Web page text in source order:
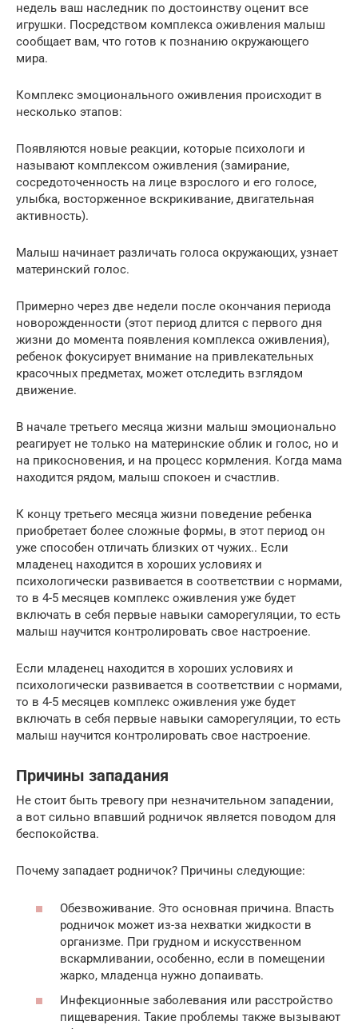
недель ваш наследник по достоинству оценит все
игрушки. Посредством комплекса оживления малыш
сообщает вам, что готов к познанию окружающего
мира.
Комплекс эмоционального оживления происходит в
несколько этапов:
Появляются новые реакции, которые психологи и
называют комплексом оживления (замирание,
сосредоточенность на лице взрослого и его голосе,
улыбка, восторженное вскрикивание, двигательная
активность).
Малыш начинает различать голоса окружающих, узнает
материнский голос.
Примерно через две недели после окончания периода
новорожденности (этот период длится с первого дня
жизни до момента появления комплекса оживления),
ребенок фокусирует внимание на привлекательных
красочных предметах, может отследить взглядом
движение.
В начале третьего месяца жизни малыш эмоционально
реагирует не только на материнские облик и голос, но и
на прикосновения, и на процесс кормления. Когда мама
находится рядом, малыш спокоен и счастлив.
К концу третьего месяца жизни поведение ребенка
приобретает более сложные формы, в этот период он
уже способен отличать близких от чужих.. Если
младенец находится в хороших условиях и
психологически развивается в соответствии с нормами,
то в 4-5 месяцев комплекс оживления уже будет
включать в себя первые навыки саморегуляции, то есть
малыш научится контролировать свое настроение.
Если младенец находится в хороших условиях и
психологически развивается в соответствии с нормами,
то в 4-5 месяцев комплекс оживления уже будет
включать в себя первые навыки саморегуляции, то есть
малыш научится контролировать свое настроение.
Причины западания
Не стоит быть тревогу при незначительном западении,
а вот сильно впавший родничок является поводом для
беспокойства.
Почему западает родничок? Причины следующие:
Обезвоживание. Это основная причина. Впасть
родничок может из-за нехватки жидкости в
организме. При грудном и искусственном
вскармливании, особенно, если в помещении
жарко, младенца нужно допаивать.
Инфекционные заболевания или расстройство
пищеварения. Такие проблемы также вызывают